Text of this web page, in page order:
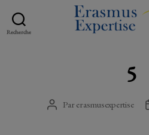
Recherche
5
Auteur
Parerasmusexpertise